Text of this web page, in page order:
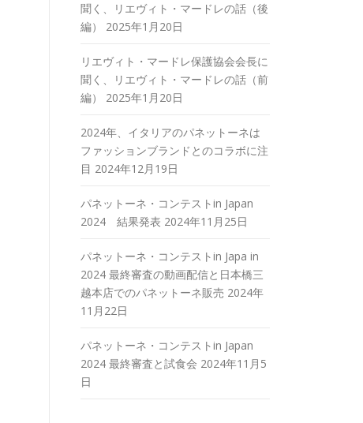
聞く、リエヴィト・マードレの話（後
編）
2025年1月20日
リエヴィト・マードレ保護協会会長に
聞く、リエヴィト・マードレの話（前
編）
2025年1月20日
2024年、イタリアのパネットーネは
ファッションブランドとのコラボに注
目 2024年12月19日
パネットーネ・コンテストin Japan
2024 結果発表 2024年11月25日
パネットーネ・コンテストin Japa in
2024 最終審査の動画配信と日本橋三
越本店でのパネットーネ販売 2024年
11月22日
パネットーネ・コンテストin Japan
2024 最終審査と試食会 2024年11月5
日